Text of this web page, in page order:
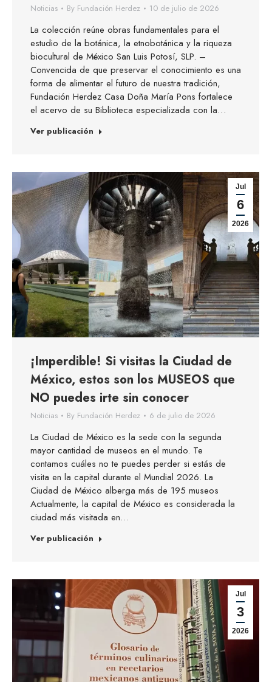
Noticias By Fundación Herdez 10 de julio de 2026
La colección reúne obras fundamentales para el
estudio de la botánica, la etnobotánica y la riqueza
biocultural de México San Luis Potosí, SLP. –
Convencida de que preservar el conocimiento es una
forma de alimentar el futuro de nuestra tradición,
Fundación Herdez Casa Doña María Pons fortalece
el acervo de su Biblioteca especializada con la…
Ver publicación
Jul
6
2026
¡Imperdible! Si visitas la Ciudad de
México, estos son los MUSEOS que
NO puedes irte sin conocer
Noticias By Fundación Herdez 6 de julio de 2026
La Ciudad de México es la sede con la segunda
mayor cantidad de museos en el mundo. Te
contamos cuáles no te puedes perder si estás de
visita en la capital durante el Mundial 2026. La
Ciudad de México alberga más de 195 museos
Actualmente, la capital de México es considerada la
ciudad más visitada en…
Ver publicación
Jul
3
2026